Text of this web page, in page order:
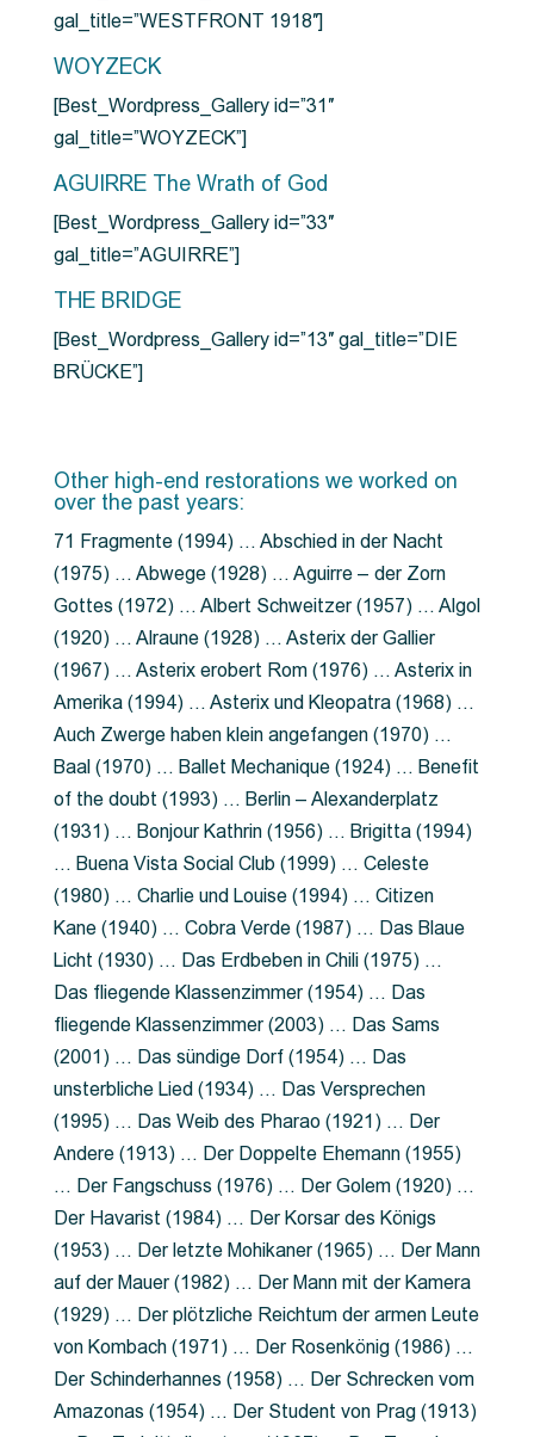
gal_title=”WESTFRONT 1918″]
WOYZECK
[Best_Wordpress_Gallery id=”31″
gal_title=”WOYZECK”]
AGUIRRE The Wrath of God
[Best_Wordpress_Gallery id=”33″
gal_title=”AGUIRRE”]
THE BRIDGE
[Best_Wordpress_Gallery id=”13″ gal_title=”DIE
BRÜCKE”]
Other high-end restorations we worked on
over the past years:
71 Fragmente (1994) … Abschied in der Nacht
(1975) … Abwege (1928) … Aguirre – der Zorn
Gottes (1972) … Albert Schweitzer (1957) … Algol
(1920) … Alraune (1928) … Asterix der Gallier
(1967) … Asterix erobert Rom (1976) … Asterix in
Amerika (1994) … Asterix und Kleopatra (1968) …
Auch Zwerge haben klein angefangen (1970) …
Baal (1970) … Ballet Mechanique (1924) … Benefit
of the doubt (1993) … Berlin – Alexanderplatz
(1931) … Bonjour Kathrin (1956) … Brigitta (1994)
… Buena Vista Social Club (1999) … Celeste
(1980) … Charlie und Louise (1994) … Citizen
Kane (1940) … Cobra Verde (1987) … Das Blaue
Licht (1930) … Das Erdbeben in Chili (1975) …
Das fliegende Klassenzimmer (1954) … Das
fliegende Klassenzimmer (2003) … Das Sams
(2001) … Das sündige Dorf (1954) … Das
unsterbliche Lied (1934) … Das Versprechen
(1995) … Das Weib des Pharao (1921) … Der
Andere (1913) … Der Doppelte Ehemann (1955)
… Der Fangschuss (1976) … Der Golem (1920) …
Der Havarist (1984) … Der Korsar des Königs
(1953) … Der letzte Mohikaner (1965) … Der Mann
auf der Mauer (1982) … Der Mann mit der Kamera
(1929) … Der plötzliche Reichtum der armen Leute
von Kombach (1971) … Der Rosenkönig (1986) …
Der Schinderhannes (1958) … Der Schrecken vom
Amazonas (1954) … Der Student von Prag (1913)